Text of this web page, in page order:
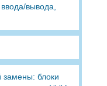
вывода,
замены: блоки